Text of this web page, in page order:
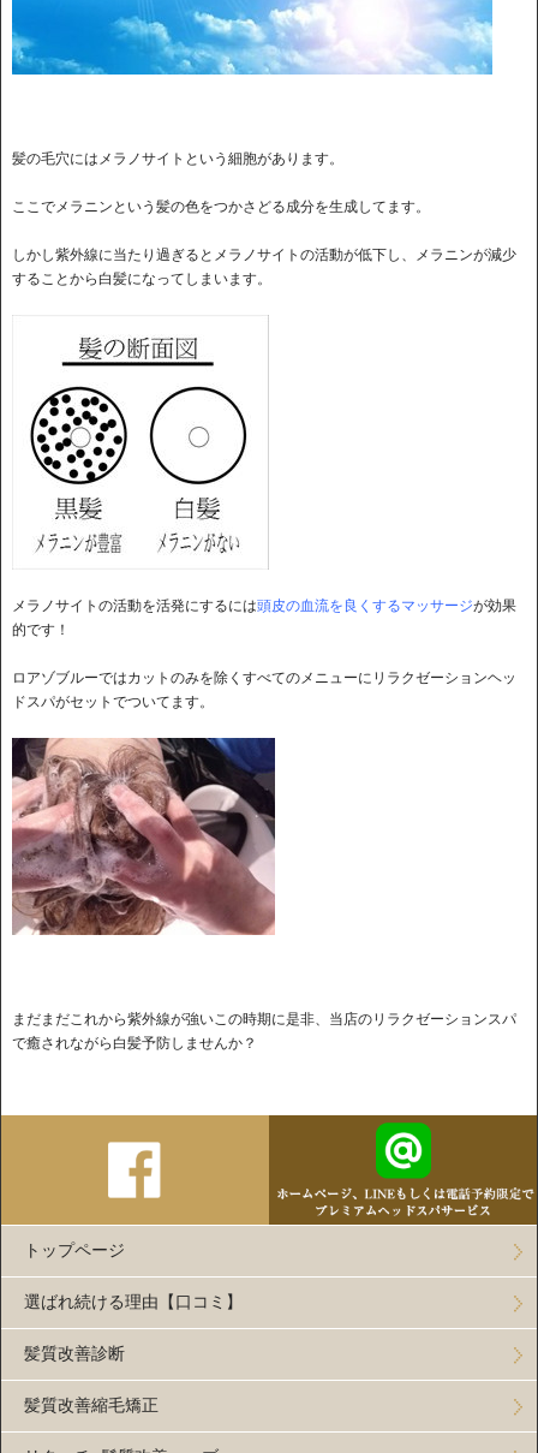
髪の毛穴にはメラノサイトという細胞があります。
ここでメラニンという髪の色をつかさどる成分を生成してます。
しかし紫外線に当たり過ぎるとメラノサイトの活動が低下し、メラニンが減少
することから白髪になってしまいます。
メラノサイトの活動を活発にするには頭皮の血流を良くするマッサージが効果
的です！
ロアゾブルーではカットのみを除くすべてのメニューにリラクゼーションヘッ
ドスパがセットでついてます。
まだまだこれから紫外線が強いこの時期に是非、当店のリラクゼーションスパ
で癒されながら白髪予防しませんか？
トップページ
選ばれ続ける理由【口コミ】
髪質改善診断
髪質改善縮毛矯正